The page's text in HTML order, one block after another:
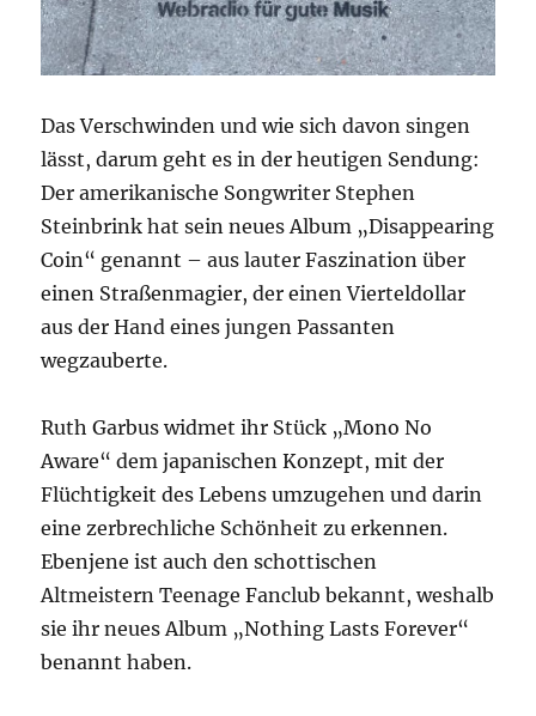
Das Verschwinden und wie sich davon singen
lässt, darum geht es in der heutigen Sendung:
Der amerikanische Songwriter Stephen
Steinbrink hat sein neues Album „Disappearing
Coin“ genannt – aus lauter Faszination über
einen Straßenmagier, der einen Vierteldollar
aus der Hand eines jungen Passanten
wegzauberte.
Ruth Garbus widmet ihr Stück „Mono No
Aware“ dem japanischen Konzept, mit der
Flüchtigkeit des Lebens umzugehen und darin
eine zerbrechliche Schönheit zu erkennen.
Ebenjene ist auch den schottischen
Altmeistern Teenage Fanclub bekannt, weshalb
sie ihr neues Album „Nothing Lasts Forever“
benannt haben.